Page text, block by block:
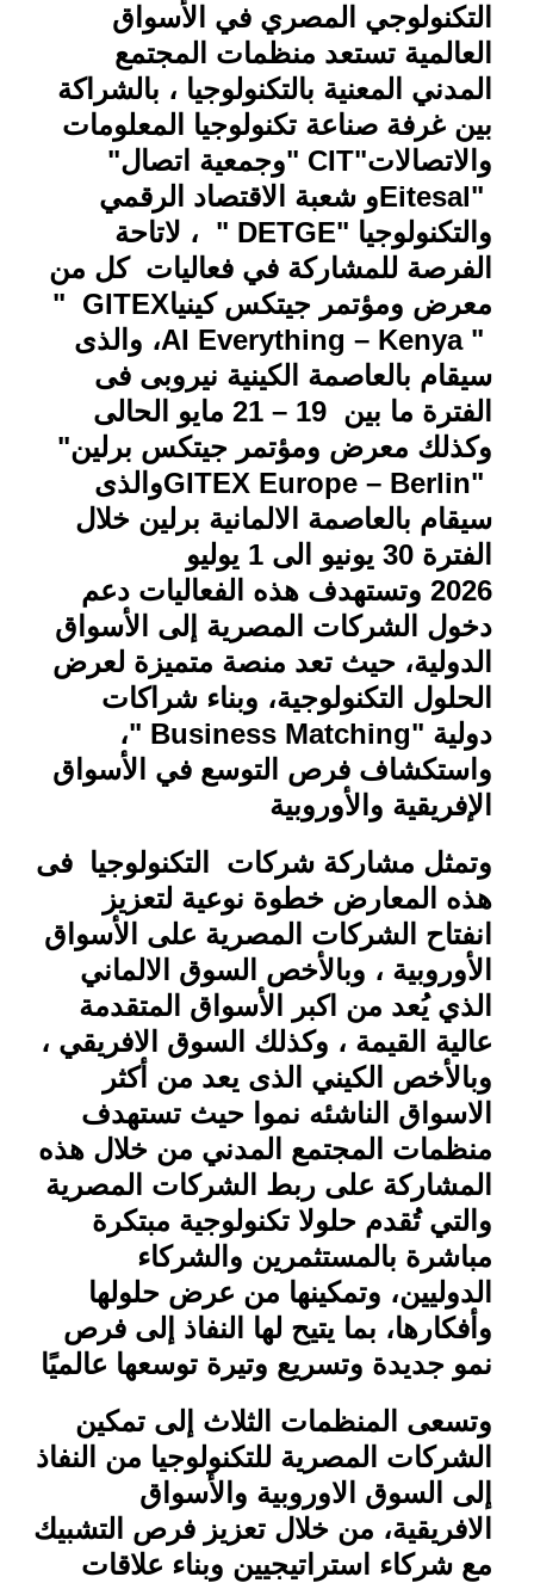
التكنولوجي المصري في الأسواق
العالمية تستعد منظمات المجتمع
المدني المعنية بالتكنولوجيا ، بالشراكة
بين غرفة صناعة تكنولوجيا المعلومات
والاتصالات" CIT"وجمعية اتصال"
Eitesal"و شعبة الاقتصاد الرقمي
والتكنولوجيا " DETGE" ، لاتاحة
الفرصة للمشاركة في فعاليات كل من
معرض ومؤتمر جيتكس كينيا" GITEX
AI Everything – Kenya "، والذى
سيقام بالعاصمة الكينية نيروبى فى
الفترة ما بين 19 – 21 مايو الحالى
وكذلك معرض ومؤتمر جيتكس برلين"
GITEX Europe – Berlin"والذى
سيقام بالعاصمة الالمانية برلين خلال
الفترة 30 يونيو الى 1 يوليو
2026 وتستهدف هذه الفعاليات دعم
دخول الشركات المصرية إلى الأسواق
الدولية، حيث تعد منصة متميزة لعرض
الحلول التكنولوجية، وبناء شراكات
دولية " Business Matching"،
واستكشاف فرص التوسع في الأسواق
الإفريقية والأوروبية
وتمثل مشاركة شركات التكنولوجيا فى
هذه المعارض خطوة نوعية لتعزيز
انفتاح الشركات المصرية على الأسواق
الأوروبية ، وبالأخص السوق الالماني
الذي يُعد من اكبر الأسواق المتقدمة
عالية القيمة ، وكذلك السوق الافريقي ،
وبالأخص الكيني الذى يعد من أكثر
الاسواق الناشئه نموا
حيث تستهدف
منظمات المجتمع المدني من خلال هذه
المشاركة على ربط الشركات المصرية
والتي تُقدم حلولا تكنولوجية مبتكرة
مباشرة بالمستثمرين والشركاء
الدوليين، وتمكينها من عرض حلولها
وأفكارها، بما يتيح لها النفاذ إلى فرص
نمو جديدة وتسريع وتيرة توسعها عالميًا
وتسعى المنظمات الثلاث إلى تمكين
الشركات المصرية للتكنولوجيا من النفاذ
إلى السوق الاوروبية والأسواق
الافريقية، من خلال تعزيز فرص التشبيك
مع شركاء استراتيجيين وبناء علاقات